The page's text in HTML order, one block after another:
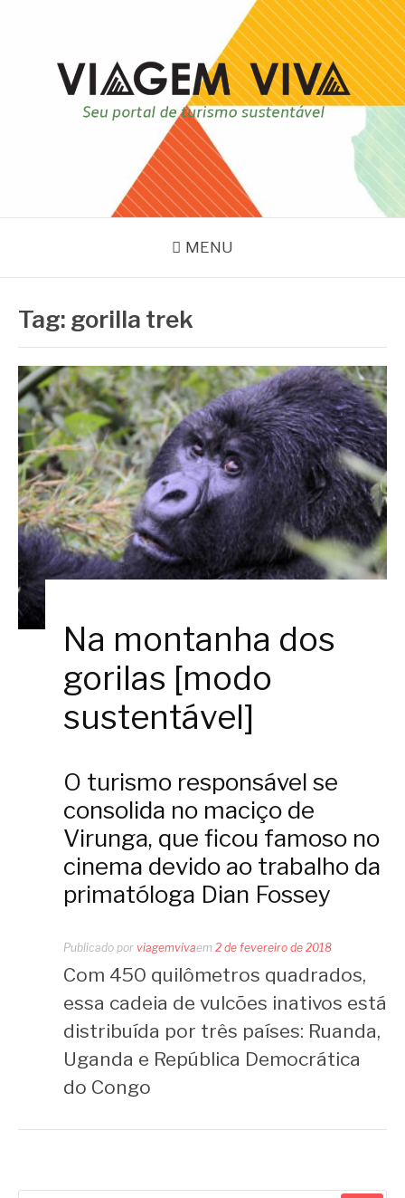
VIAGEM VIVA
Seu portal de turismo sustentável
MENU
Tag: gorilla trek
Na montanha dos
gorilas [modo
sustentável]
O turismo responsável se
consolida no maciço de
Virunga, que ficou famoso no
cinema devido ao trabalho da
primatóloga Dian Fossey
Publicado por viagemvivaem 2 de fevereiro de 2018
Com 450 quilômetros quadrados,
essa cadeia de vulcões inativos está
distribuída por três países: Ruanda,
Uganda e República Democrática
do Congo